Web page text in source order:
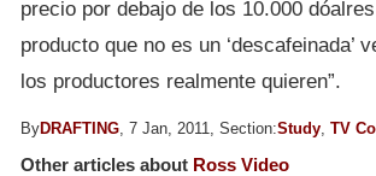
precio por debajo de los 10.000
producto que no es un ‘descafeinada’
los productores realmente quieren”.
ByDRAFTING , 7 Jan, 2011, Section:Study TV
Other articles about Ross Video